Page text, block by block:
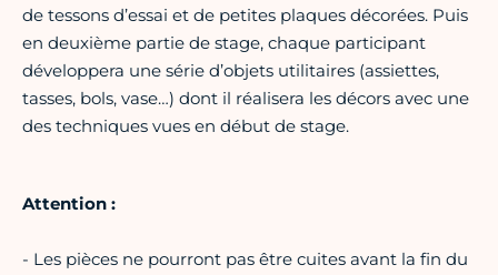
de tessons d’essai et de petites plaques décorées. Puis
en deuxième partie de stage, chaque participant
développera une série d’objets utilitaires (assiettes,
tasses, bols, vase…) dont il réalisera les décors avec une
des techniques vues en début de stage.
Attention :
- Les pièces ne pourront pas être cuites avant la fin du